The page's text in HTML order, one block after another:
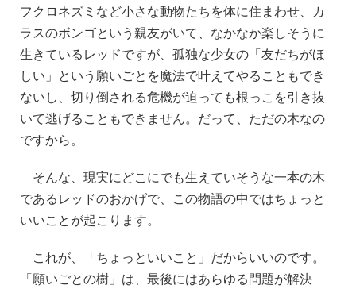
フクロネズミなど小さな動物たちを体に住まわせ、カ
ラスのボンゴという親友がいて、なかなか楽しそうに
生きているレッドですが、孤独な少女の「友だちがほ
しい」という願いごとを魔法で叶えてやることもでき
ないし、切り倒される危機が迫っても根っこを引き抜
いて逃げることもできません。だって、ただの木なの
ですから。
そんな、現実にどこにでも生えていそうな一本の木
であるレッドのおかげで、この物語の中ではちょっと
いいことが起こります。
これが、「ちょっといいこと」だからいいのです。
「願いごとの樹」は、最後にはあらゆる問題が解決